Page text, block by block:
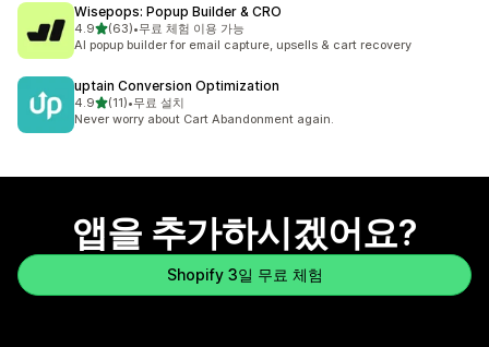
Wisepops: Popup Builder & CRO
4.9별 5개 중
(63)
총 리뷰 63개
•무료 체험 이용 가능
AI popup builder for email capture, upsells & cart recovery
uptain Conversion Optimization
4.9별 5개 중
(11)
총 리뷰 11개
•무료 설치
Never worry about Cart Abandonment again.
앱을 추가하시겠어요?
Shopify 3일 무료 체험